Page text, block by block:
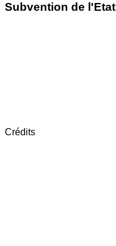
Subvention de l'Etat
Crédits